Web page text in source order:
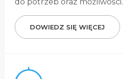
DOWIEDZ SIĘ WIĘCEJ